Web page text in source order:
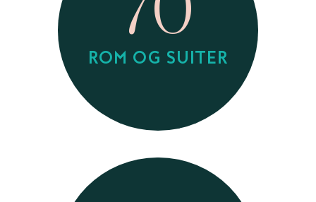
ROM OG SUITER